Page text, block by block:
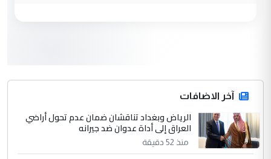
جنسية الرافد الثالث للعراق ومن اصول عريقة
ابا فرات ...
الموضوع :
الجواهري يرد على صدام حسين سل
مضجعيك يابن الزنا (نص كامل)
آخر الاضافات
الرياض وبغداد تناقشان ضمان عدم تحول أراضي
العراق إلى أداة عدوان ضد جيرانه
منذ 52 دقيقة